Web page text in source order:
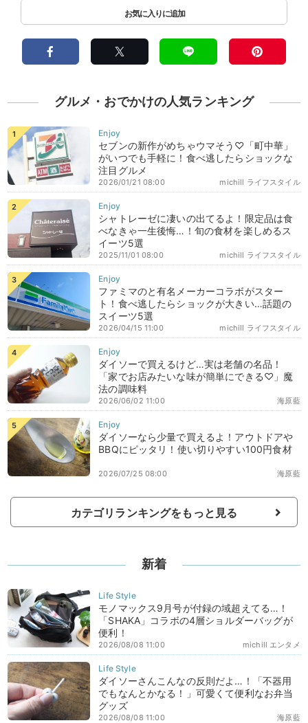
グルメ・おでかけの人気ランキング
セブンの新作がめちゃウマそう♡「町中華」
がいつでも手軽に！食べ逃したらショックな
注目グルメ
michill ライフスタイル
2026/01/21 08:00
シャトレーゼに凄いの出てるよ！限定品は食
べなきゃ一生後悔…！旬の食材を楽しめるス
イーツ5選
michill ライフスタイル
2025/11/01 08:00
ファミマのと有名メーカーコラボがスター
ト！食べ逃したらショックが大きい…話題の
スイーツ5選
michill ライフスタイル
2026/04/15 11:00
ダイソーで買えるけど…実は老舗の名品！
「家でお店みたいな味が簡単にできる♡」魔
法の調味料
海原藍
2026/06/02 11:00
ダイソーなら少量で買えるよ！アウトドアや
BBQにピッタリ！使い切りやすい100円食材
海原藍
2026/07/25 08:00
カテゴリランキングをもっと見る
新着
モノマックス9月号が付録の域超えてる…！
「SHAKA」コラボの4層ショルダーバッグが
便利！
michill エンタメ
2026/08/08 11:00
ダイソーさんこんなの反則だよ…！「不器用
でもなんとかなる！」可愛くて便利なお弁当
グッズ
海原藍
2026/08/08 11:00